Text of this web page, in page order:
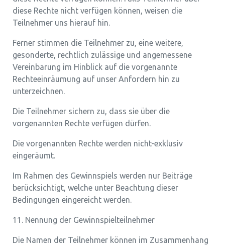
diese Rechte nicht verfügen können, weisen die
Teilnehmer uns hierauf hin.
Ferner stimmen die Teilnehmer zu, eine weitere,
gesonderte, rechtlich zulässige und angemessene
Vereinbarung im Hinblick auf die vorgenannte
Rechteeinräumung auf unser Anfordern hin zu
unterzeichnen.
Die Teilnehmer sichern zu, dass sie über die
vorgenannten Rechte verfügen dürfen.
Die vorgenannten Rechte werden nicht-exklusiv
eingeräumt.
Im Rahmen des Gewinnspiels werden nur Beiträge
berücksichtigt, welche unter Beachtung dieser
Bedingungen eingereicht werden.
11. Nennung der Gewinnspielteilnehmer
Die Namen der Teilnehmer können im Zusammenhang